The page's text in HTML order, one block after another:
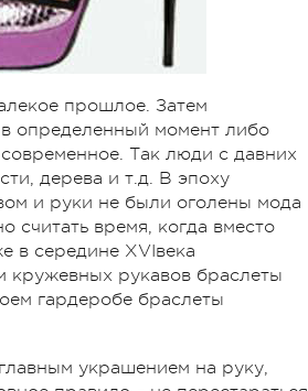
прошлое. Затем
определенный момент либо
Так люди с давних
дерева и т.д. В эпоху
и руки не были оголены мода
время, когда вместо
в середине ХVIвека
кружевных рукавов браслеты
гардеробе браслеты
украшением на руку,